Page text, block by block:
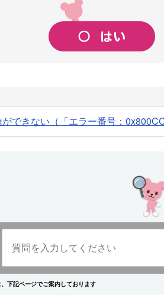
できない（「エラー番号：
下記ページでご案内しております